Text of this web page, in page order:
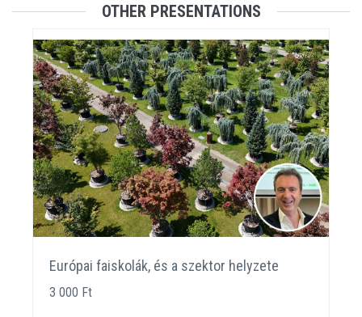
OTHER PRESENTATIONS
Európai faiskolák, és a szektor helyzete
3 000 Ft